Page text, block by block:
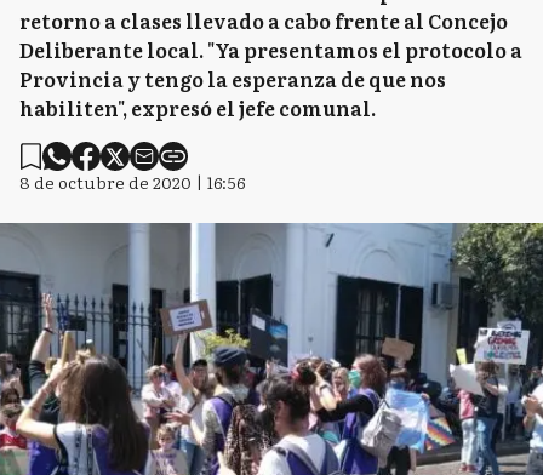
retorno a clases llevado a cabo frente al Concejo
Deliberante local. "Ya presentamos el protocolo a
Provincia y tengo la esperanza de que nos
habiliten", expresó el jefe comunal.
8 de octubre de 2020 | 16:56